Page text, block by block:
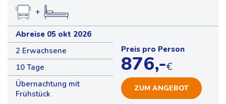
+
Abreise 05 okt 2026
2 Erwachsene
10 Tage
Übernachtung mit
Frühstück
Preis pro Person
876,-€
ZUM ANGEBOT